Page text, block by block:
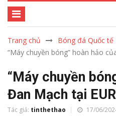
Trang chủ
Bóng đá Quốc tế
“Máy chuyền bóng” hoàn hảo
“Máy chuyền
Đan Mạch tại
Tác giả: tinthethao 17/06/